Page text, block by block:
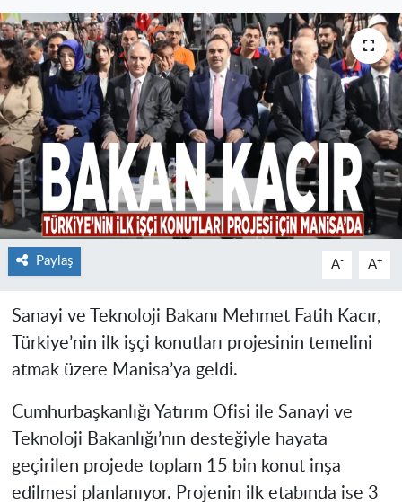
Paylaş A- A+
Sanayi ve Teknoloji Bakanı Mehmet Fatih Kacır,
Türkiye’nin ilk işçi konutları projesinin temelini
atmak üzere Manisa’ya geldi.
Cumhurbaşkanlığı Yatırım Ofisi ile Sanayi ve
Teknoloji Bakanlığı’nın desteğiyle hayata
geçirilen projede toplam 15 bin konut inşa
edilmesi planlanıyor. Projenin ilk etabında ise 3